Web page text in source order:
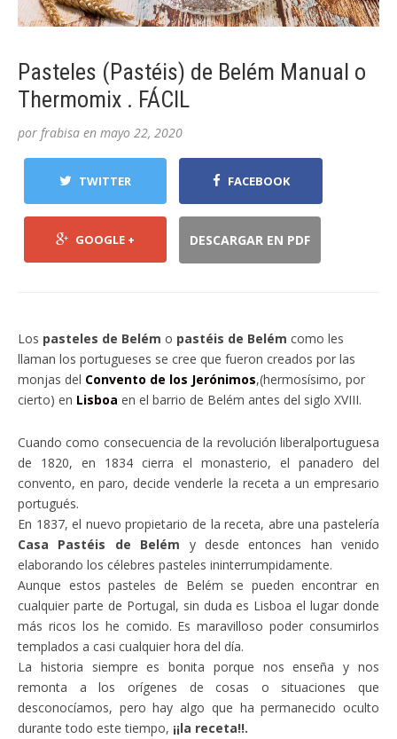
Pasteles (Pastéis) de Belém Manual o
Thermomix . FÁCIL
por frabisa en mayo 22, 2020
TWITTER FACEBOOK
GOOGLE + DESCARGAR EN PDF
Los pasteles de Belém o pastéis de Belém como les
llaman los portugueses se cree que fueron creados por las
monjas del Convento de los Jerónimos,(hermosísimo, por
cierto) en Lisboa en el barrio de Belém antes del siglo XVIII.
Cuando como consecuencia de la revolución liberalportuguesa
de 1820, en 1834 cierra el monasterio, el panadero del
convento, en paro, decide venderle la receta a un empresario
portugués.
En 1837, el nuevo propietario de la receta, abre una pastelería
Casa Pastéis de Belém y desde entonces han venido
elaborando los célebres pasteles ininterrumpidamente.
Aunque estos pasteles de Belém se pueden encontrar en
cualquier parte de Portugal, sin duda es Lisboa el lugar donde
más ricos los he comido. Es maravilloso poder consumirlos
templados a casi cualquier hora del día.
La historia siempre es bonita porque nos enseña y nos
remonta a los orígenes de cosas o situaciones que
desconocíamos, pero hay algo que ha permanecido oculto
durante todo este tiempo, ¡¡la receta!!.